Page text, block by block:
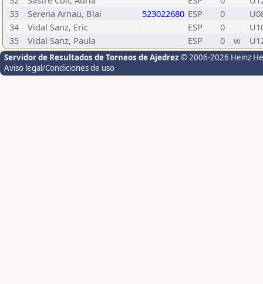
33
Serena Arnau, Blai 523022680 ESP 0
34
Vidal Sanz, Eric ESP 0
35
Vidal Sanz, Paula ESP 0 w
Servidor de Resultados de Torneos de Ajedrez © 2006-2026 Heinz
Aviso legal/Condiciones de uso